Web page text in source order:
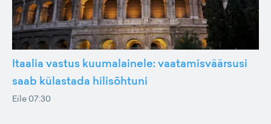
Itaalia vastus kuumalainele: vaatamisväärsusi
saab külastada hilisõhtuni
Eile 07:30